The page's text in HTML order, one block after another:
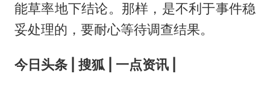
能草率地下结论。那样，是不利于事件稳
妥处理的，要耐心等待调查结果。
今日头条 | 搜狐 | 一点资讯 |